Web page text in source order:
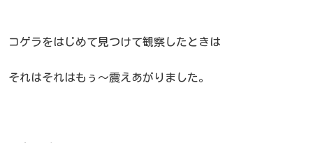
コゲラをはじめて見つけて観察したときは
それはそれはもぅ～震えあがりました。